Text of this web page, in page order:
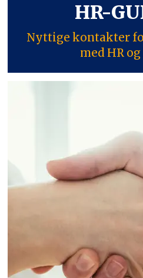
HR-
Nyttige kontakter
med HR